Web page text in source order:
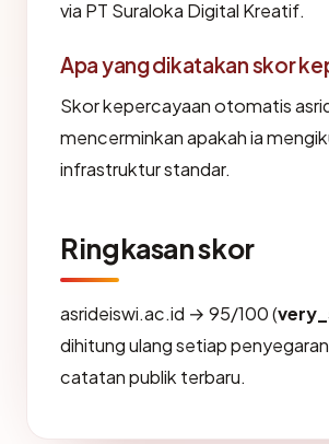
via PT Suraloka Digital Kreatif.
Apa yang dikatakan skor
Skor kepercayaan otomatis
mencerminkan apakah ia
infrastruktur standar.
Ringkasan skor
asrideiswi.ac.id → 95/100 (
dihitung ulang setiap
catatan publik terbaru.